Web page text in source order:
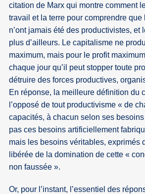
citation de Marx qui montre comment
travail et la terre pour comprendre
n’ont jamais été des productivistes, et
plus d’ailleurs. Le capitalisme ne
maximum, mais pour le profit
chaque jour qu’il peut stopper toute
détruire des forces productives,
En réponse, la meilleure définition du
l’opposé de tout productivisme « de
capacités, à chacun selon ses
pas ces besoins artificiellement
mais les besoins véritables, exprimés
libérée de la domination de cette «
non faussée ».
Or, pour l’instant, l’essentiel des